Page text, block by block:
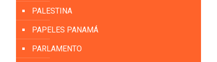
PALESTINA
PAPELES PANAMÁ
PARLAMENTO